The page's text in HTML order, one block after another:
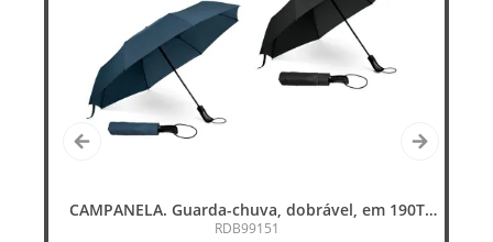
CAMPANELA. Guarda-chuva, dobrável, em 190T
pongee com abertura e fecho automático
RDB99151